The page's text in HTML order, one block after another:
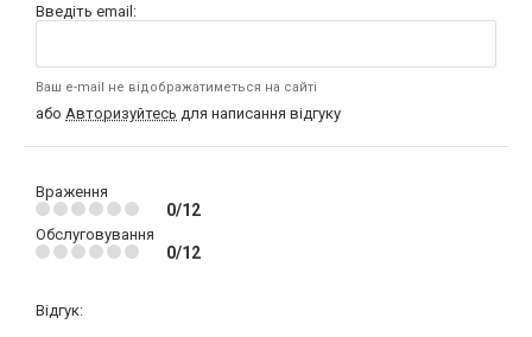
Введіть email:
Ваш e-mail не відображатиметься на сайті
або Авторизуйтесь для написання відгуку
Враження
0/12
Обслуговування
0/12
Відгук: